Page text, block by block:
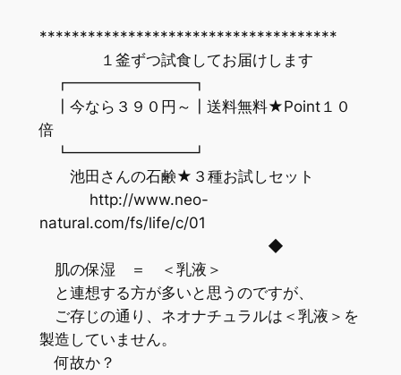
*************************************
１釜ずつ試食してお届けします
┏━━━━━━━━┓
┃今なら３９０円～┃送料無料★Point１０
倍
┗━━━━━━━━┛
池田さんの石鹸★３種お試しセット
http://www.neo-
natural.com/fs/life/c/01
◆
肌の保湿 ＝ ＜乳液＞
と連想する方が多いと思うのですが、
ご存じの通り、ネオナチュラルは＜乳液＞を
製造していません。
何故か？